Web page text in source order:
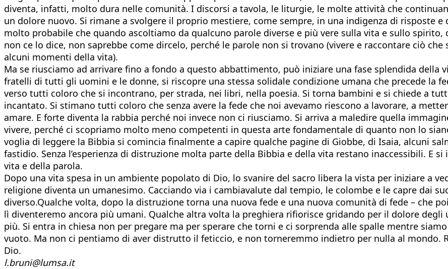
diventa, infatti, molto dura nelle comunità. I discorsi a tavola, le liturgie, le molte attività che
un dolore nuovo. Si rimane a svolgere il proprio mestiere, come sempre, in una indigenza di risposte
molto probabile che quando ascoltiamo da qualcuno parole diverse e più vere sulla vita e sullo
non ce lo dice, non saprebbe come dircelo, perché le parole non si trovano (vivere e raccontare ciò
alcuni momenti della vita).
Ma se riusciamo ad arrivare fino a fondo a questo abbattimento, può iniziare una fase splendida della
fratelli di tutti gli uomini e le donne, si riscopre una stessa solidale condizione umana che precede la
verso tutti coloro che si incontrano, per strada, nei libri, nella poesia. Si torna bambini e si chiede a
incantato. Si stimano tutti coloro che senza avere la fede che noi avevamo riescono a lavorare, a
amare. E forte diventa la rabbia perché noi invece non ci riusciamo. Si arriva a maledire quella
vivere, perché ci scopriamo molto meno competenti in questa arte fondamentale di quanto non lo
voglia di leggere la Bibbia si comincia finalmente a capire qualche pagine di Giobbe, di Isaia, alcuni
fastidio. Senza l’esperienza di distruzione molta parte della Bibbia e della vita restano inaccessibili. E
vita e della parola.
Dopo una vita spesa in un ambiente popolato di Dio, lo svanire del sacro libera la vista per iniziare a
religione diventa un umanesimo. Cacciando via i cambiavalute dal tempio, le colombe e le capre dai
diverso.Qualche volta, dopo la distruzione torna una nuova fede e una nuova comunità di fede – che
lì diventeremo ancora più umani. Qualche altra volta la preghiera rifiorisce gridando per il dolore
più. Si entra in chiesa non per pregare ma per sperare che torni e ci sorprenda alle spalle mentre
vuoto. Ma non ci pentiamo di aver distrutto il feticcio, e non torneremmo indietro per nulla al mondo.
Dio.
l.bruni@lumsa.it